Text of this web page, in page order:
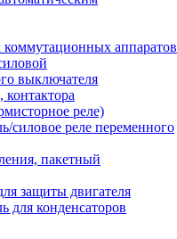
коммутационных аппаратов
выключателя
реле)
силовое реле переменного
пакетный
защиты двигателя
для конденсаторов